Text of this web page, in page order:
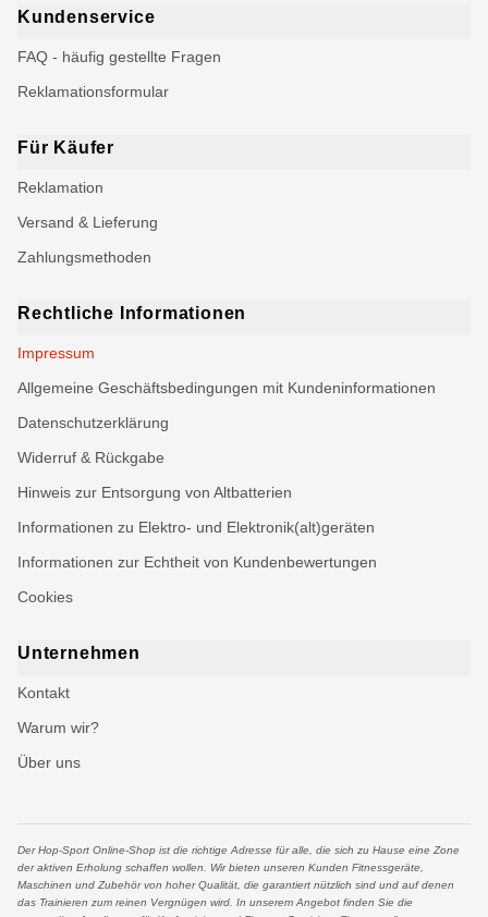
Kundenservice
FAQ - häufig gestellte Fragen
Reklamationsformular
Für Käufer
Reklamation
Versand & Lieferung
Zahlungsmethoden
Rechtliche Informationen
Impressum
Allgemeine Geschäftsbedingungen mit Kundeninformationen
Datenschutzerklärung
Widerruf & Rückgabe
Hinweis zur Entsorgung von Altbatterien
Informationen zu Elektro- und Elektronik(alt)geräten
Informationen zur Echtheit von Kundenbewertungen
Cookies
Unternehmen
Kontakt
Warum wir?
Über uns
Der Hop-Sport Online-Shop ist die richtige Adresse für alle, die sich zu Hause eine Zone
der aktiven Erholung schaffen wollen. Wir bieten unseren Kunden Fitnessgeräte,
Maschinen und Zubehör von hoher Qualität, die garantiert nützlich sind und auf denen
das Trainieren zum reinen Vergnügen wird. In unserem Angebot finden Sie die